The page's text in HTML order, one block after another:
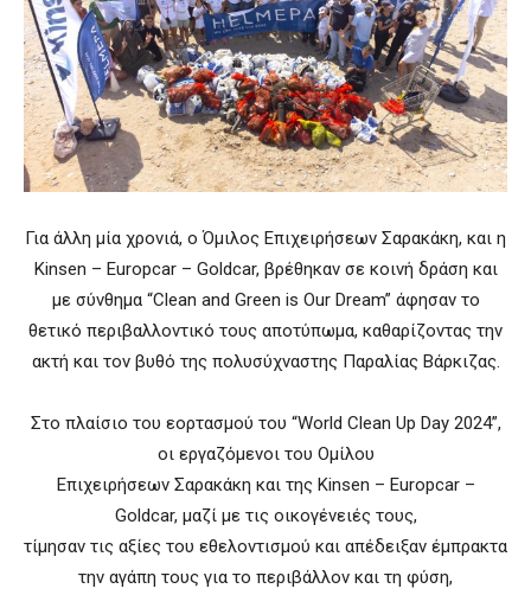
Για άλλη μία χρονιά, ο Όμιλος Επιχειρήσεων Σαρακάκη, και η
Kinsen – Europcar – Goldcar, βρέθηκαν σε κοινή δράση και
με σύνθημα “Clean and Green is Our Dream” άφησαν το
θετικό περιβαλλοντικό τους αποτύπωμα, καθαρίζοντας την
ακτή και τον βυθό της πολυσύχναστης Παραλίας Βάρκιζας.
Στο πλαίσιο του εορτασμού του “World Clean Up Day 2024”,
οι εργαζόμενοι του Ομίλου
Επιχειρήσεων Σαρακάκη και της Kinsen – Europcar –
Goldcar, μαζί με τις οικογένειές τους,
τίμησαν τις αξίες του εθελοντισμού και απέδειξαν έμπρακτα
την αγάπη τους για το περιβάλλον και τη φύση,